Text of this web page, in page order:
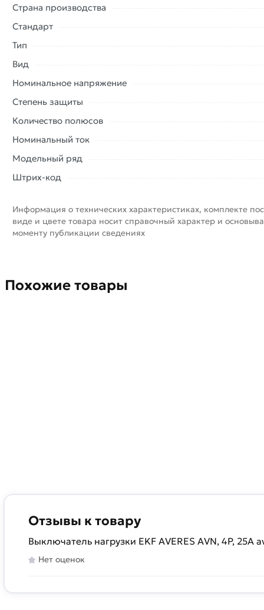
Страна производства
Стандарт
Тип
Вид
Номинальное напряжение
Степень защиты
Количество полюсов
Номинальный ток
Модельный ряд
Штрих-код
Информация о технических характеристиках, комплекте
виде и цвете товара носит справочный характер и
моменту публикации сведениях
Похожие товары
Отзывы к товару
Выключатель нагрузки EKF AVERES AVN, 4P, 25A
Нет оценок